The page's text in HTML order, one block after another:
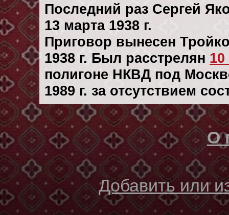
Последний раз Сергей
13 марта 1938 г.
Приговор вынесен
1938 г. Был расстрелян 10
полигоне НКВД под
1989 г. за отсутствием
О
Добавить или